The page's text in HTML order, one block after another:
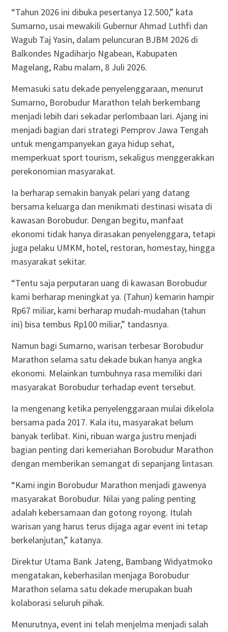
“Tahun 2026 ini dibuka pesertanya 12.500,” kata
Sumarno, usai mewakili Gubernur Ahmad Luthfi dan
Wagub Taj Yasin, dalam peluncuran BJBM 2026 di
Balkondes Ngadiharjo Ngabean, Kabupaten
Magelang, Rabu malam, 8 Juli 2026.
Memasuki satu dekade penyelenggaraan, menurut
Sumarno, Borobudur Marathon telah berkembang
menjadi lebih dari sekadar perlombaan lari. Ajang ini
menjadi bagian dari strategi Pemprov Jawa Tengah
untuk mengampanyekan gaya hidup sehat,
memperkuat sport tourism, sekaligus menggerakkan
perekonomian masyarakat.
Ia berharap semakin banyak pelari yang datang
bersama keluarga dan menikmati destinasi wisata di
kawasan Borobudur. Dengan begitu, manfaat
ekonomi tidak hanya dirasakan penyelenggara, tetapi
juga pelaku UMKM, hotel, restoran, homestay, hingga
masyarakat sekitar.
“Tentu saja perputaran uang di kawasan Borobudur
kami berharap meningkat ya. (Tahun) kemarin hampir
Rp67 miliar, kami berharap mudah-mudahan (tahun
ini) bisa tembus Rp100 miliar,” tandasnya.
Namun bagi Sumarno, warisan terbesar Borobudur
Marathon selama satu dekade bukan hanya angka
ekonomi. Melainkan tumbuhnya rasa memiliki dari
masyarakat Borobudur terhadap event tersebut.
Ia mengenang ketika penyelenggaraan mulai dikelola
bersama pada 2017. Kala itu, masyarakat belum
banyak terlibat. Kini, ribuan warga justru menjadi
bagian penting dari kemeriahan Borobudur Marathon
dengan memberikan semangat di sepanjang lintasan.
“Kami ingin Borobudur Marathon menjadi gawenya
masyarakat Borobudur. Nilai yang paling penting
adalah kebersamaan dan gotong royong. Itulah
warisan yang harus terus dijaga agar event ini tetap
berkelanjutan,” katanya.
Direktur Utama Bank Jateng, Bambang Widyatmoko
mengatakan, keberhasilan menjaga Borobudur
Marathon selama satu dekade merupakan buah
kolaborasi seluruh pihak.
Menurutnya, event ini telah menjelma menjadi salah